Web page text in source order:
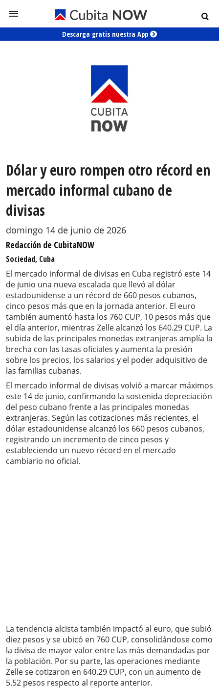
Descarga gratis nuestra App
Dólar y euro rompen otro récord en
mercado informal cubano de
divisas
domingo 14 de junio de 2026
Redacción de CubitaNOW
Sociedad, Cuba
El mercado informal de divisas en Cuba registró este 14
de junio una nueva escalada que llevó al dólar
estadounidense a un récord de 660 pesos cubanos,
cinco pesos más que en la jornada anterior. El euro
también aumentó hasta los 760 CUP, 10 pesos más que
el día anterior, mientras Zelle alcanzó los 640.29 CUP. La
subida de las principales monedas extranjeras amplía la
brecha con las tasas oficiales y aumenta la presión
sobre los precios, los salarios y el poder adquisitivo de
las familias cubanas.
El mercado informal de divisas volvió a marcar máximos
este 14 de junio, confirmando la sostenida depreciación
del peso cubano frente a las principales monedas
extranjeras. Según las cotizaciones más recientes, el
dólar estadounidense alcanzó los 660 pesos cubanos,
registrando un incremento de cinco pesos y
estableciendo un nuevo récord en el mercado
cambiario no oficial.
La tendencia alcista también impactó al euro, que subió
diez pesos y se ubicó en 760 CUP, consolidándose como
la divisa de mayor valor entre las más demandadas por
la población. Por su parte, las operaciones mediante
Zelle se cotizaron en 640.29 CUP, con un aumento de
5.52 pesos respecto al reporte anterior.